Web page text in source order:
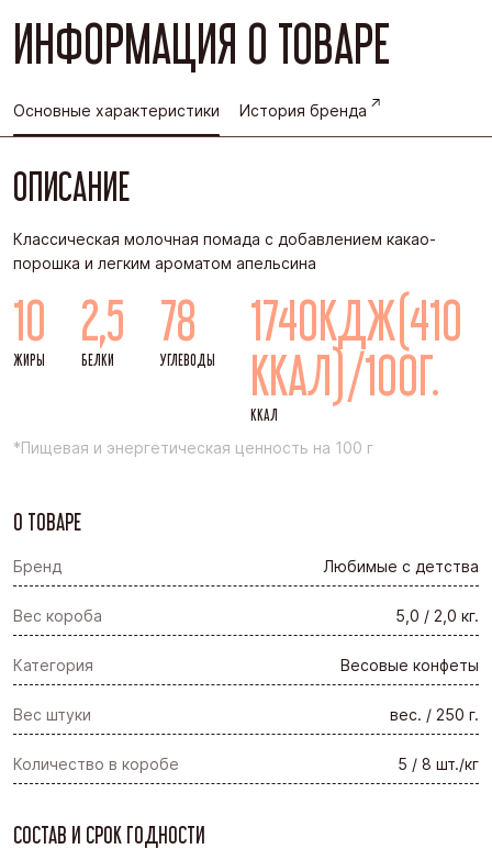
ИНФОРМАЦИЯ О ТОВАРЕ
Основные характеристики История бренда
ОПИСАНИЕ
Классическая молочная помада с добавлением какао-
порошка и легким ароматом апельсина
10
ЖИРЫ
2,5
БЕЛКИ
78
УГЛЕВОДЫ
1740КДЖ(410
ККАЛ)/100Г.
ККАЛ
*Пищевая и энергетическая ценность на 100 г
О ТОВАРЕ
Бренд Любимые с детства
Вес короба 5,0 / 2,0 кг.
Категория Весовые конфеты
Вес штуки вес. / 250 г.
Количество в коробе 5 / 8 шт./кг
СОСТАВ И СРОК ГОДНОСТИ